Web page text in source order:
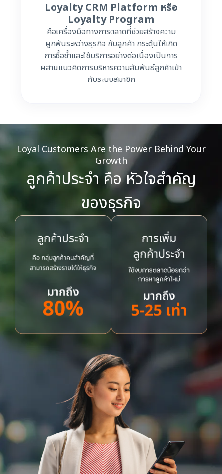
Loyalty CRM Platform หรือ
Loyalty Program
คือเครื่องมือทางการตลาดที่ช่วยสร้างความ
ผูกพันระหว่างธุรกิจ กับลูกค้า กระตุ้นให้เกิด
การซื้อซ้ำและใช้บริการอย่างต่อเนื่องเป็นการ
ผสานแนวคิดการบริหารความสัมพันธ์ลูกค้าเข้า
กับระบบสมาชิก
Loyal Customers Are the Power Behind Your
Growth
ลูกค้าประจำ คือ หัวใจสำคัญ
ของธุรกิจ